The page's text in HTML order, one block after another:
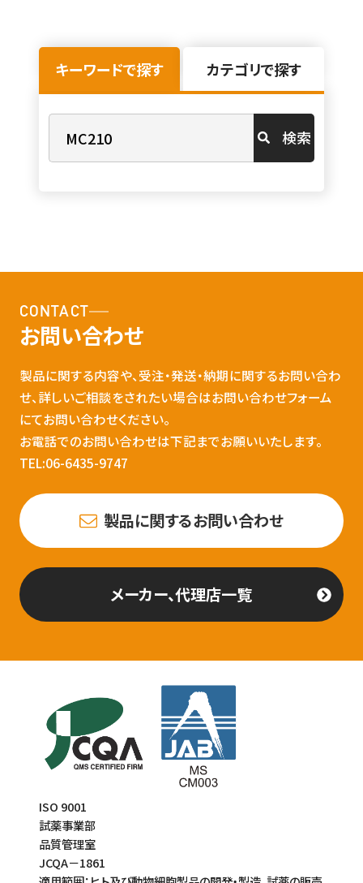
キーワードで探す カテゴリで探す
検索
CONTACT
お問い合わせ
製品に関する内容や、受注・発送・納期に関するお問い合わ
せ、詳しいご相談をされたい場合はお問い合わせフォーム
にてお問い合わせください。
お電話でのお問い合わせは下記までお願いいたします。
TEL:06-6435-9747
製品に関するお問い合わせ
メーカー、代理店一覧
ISO 9001
試薬事業部
品質管理室
JCQA－1861